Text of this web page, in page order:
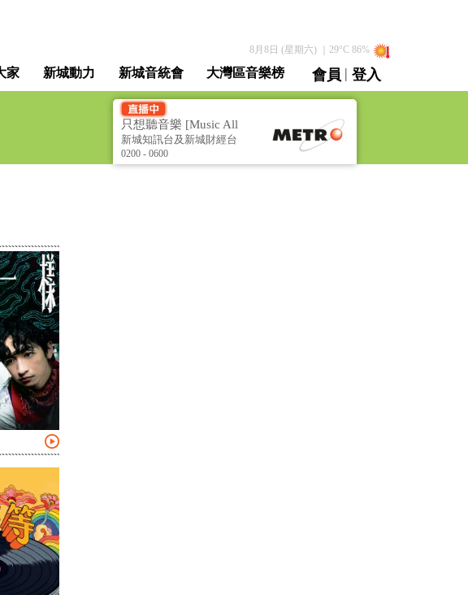
8月8日 (星期六)｜ 29°C 86%
家 新城動力 新城音統會 大灣區音樂榜 會員 | 登入
直播 / 重溫
只想聽音樂 [Music All
Night]
新城知訊台及新城財經台
聯播
0200 - 0600